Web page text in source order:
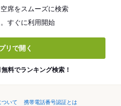
席をスムーズに検索
すぐに利用開始
リで開く
料でランキング検索！
ついて
携帯電話番号認証とは